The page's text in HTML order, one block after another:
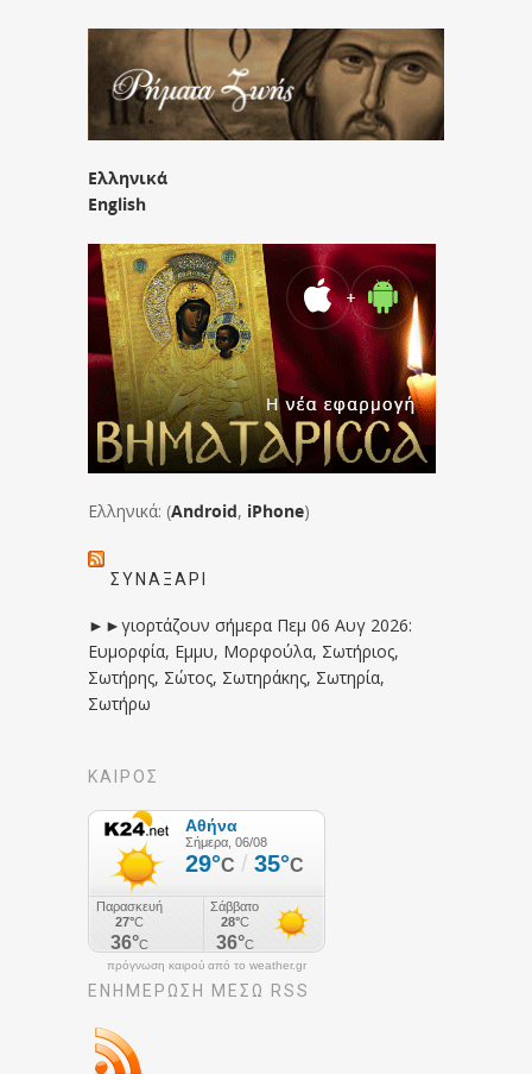
Ελληνικά
English
Ελληνικά: (Android, iPhone)
ΣΥΝΑΞΆΡΙ
►►γιορτάζουν σήμερα Πεμ 06 Αυγ 2026:
Ευμορφία, Εμμυ, Μορφούλα, Σωτήριος,
Σωτήρης, Σώτος, Σωτηράκης, Σωτηρία,
Σωτήρω
ΚΑΙΡΟΣ
πρόγνωση καιρού από το weather.gr
ΕΝΗΜΈΡΩΣΉ ΜΕΣΩ RSS